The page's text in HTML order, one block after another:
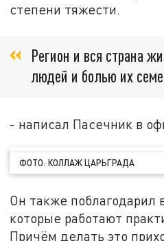
степени тяжести.
Регион и вся страна
людей и болью их
- написал Пасечник в
ФОТО: КОЛЛАЖ ЦАРЬГРАДА
Он также поблагодарил
которые работают
Причём делать это